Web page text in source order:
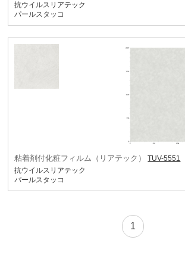
抗ウイルスリアテック
パールスタッコ
粘着剤付化粧フィルム（リアテック）
TUV-5551
抗ウイルスリアテック
パールスタッコ
1